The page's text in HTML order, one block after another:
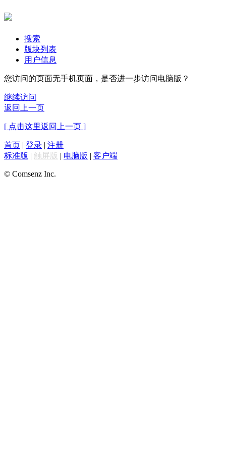
搜索
版块列表
用户信息
您访问的页面无手机页面，是否进一步访问电脑版？
继续访问
返回上一页
[ 点击这里返回上一页 ]
首页 | 登录 | 注册
标准版 | 触屏版 | 电脑版 | 客户端
© Comsenz Inc.